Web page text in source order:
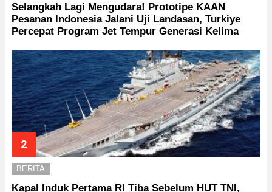
Selangkah Lagi Mengudara! Prototipe KAAN
Pesanan Indonesia Jalani Uji Landasan, Turkiye
Percepat Program Jet Tempur Generasi Kelima
BERITA
Kapal Induk Pertama RI Tiba Sebelum HUT TNI,